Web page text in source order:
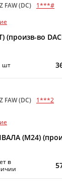
FAW (DC)
1***#
во
шт
FAW (DC) 1***2
(M24)
в